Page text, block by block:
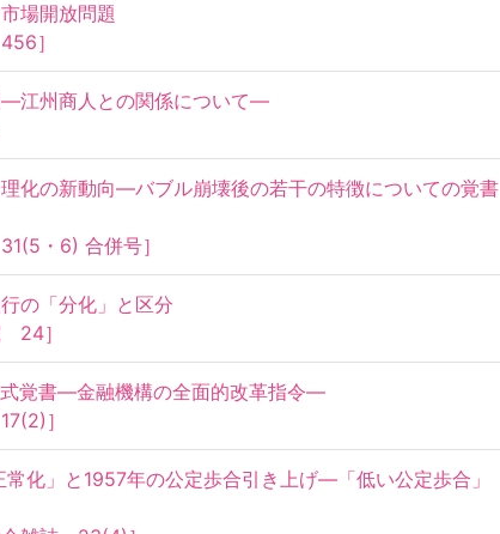
場開放問題
］
—江州商人との関係について—
化の新動向—バブル崩壊後の若干の特徴についての覚書
・6) 合併号］
の「分化」と区分
24］
覚書—金融機構の全面的改革指令—
］
化」と1957年の公定歩合引き上げ—「低い公定歩合」